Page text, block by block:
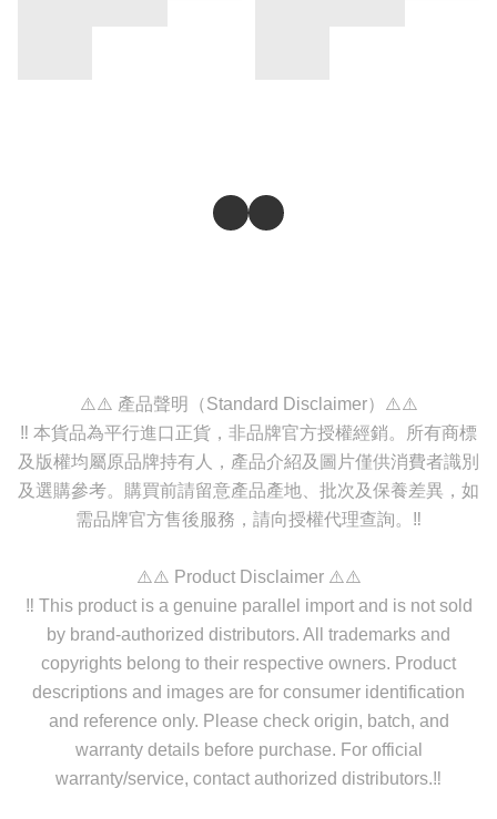
⚠️⚠️ 產品聲明（Standard Disclaimer）⚠️⚠️
‼️ 本貨品為平行進口正貨，非品牌官方授權經銷。所有商標
及版權均屬原品牌持有人，產品介紹及圖片僅供消費者識別
及選購參考。購買前請留意產品產地、批次及保養差異，如
需品牌官方售後服務，請向授權代理查詢。‼️
⚠️⚠️ Product Disclaimer ⚠️⚠️
‼️ This product is a genuine parallel import and is not sold
by brand-authorized distributors. All trademarks and
copyrights belong to their respective owners. Product
descriptions and images are for consumer identification
and reference only. Please check origin, batch, and
warranty details before purchase. For official
warranty/service, contact authorized distributors.‼️